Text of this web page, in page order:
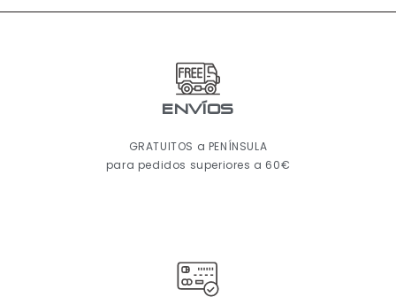
ENVÍOS
GRATUITOS a PENÍNSULA
para pedidos superiores a 60€